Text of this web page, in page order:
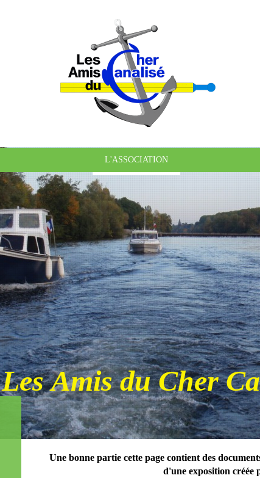
L'ASSOCIATION
Les Amis du Cher
Une bonne partie cette page contient des
d'une exposition créée